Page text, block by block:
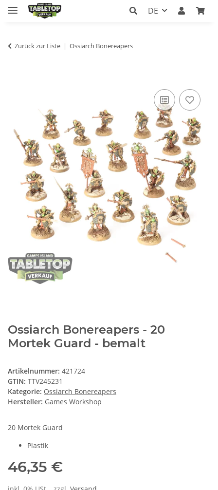
DE
Zurück zur Liste Ossiarch Bonereapers
Ossiarch Bonereapers - 20
Mortek Guard - bemalt
Artikelnummer: 421724
GTIN: TTV245231
Kategorie: Ossiarch Bonereapers
Hersteller: Games Workshop
20 Mortek Guard
Plastik
46,35 €